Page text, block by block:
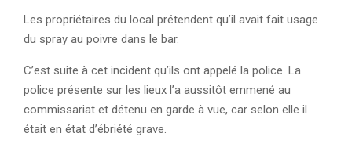
Les propriétaires du local prétendent qu’il avait fait usage
du spray au poivre dans le bar.
C’est suite à cet incident qu’ils ont appelé la police. La
police présente sur les lieux l’a aussitôt emmené au
commissariat et détenu en garde à vue, car selon elle il
était en état d’ébriété grave.